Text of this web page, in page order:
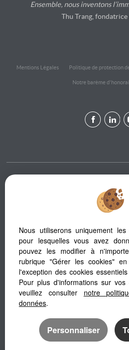
Ensemble, nous inventons
Thu Trang, fondatrice
Mentions Légales Politique de protection
Notre barème
votre tablette ou votre smartphone,
aux différents
Création
Nous utiliserons uniquement
pour lesquelles vous avez
pouvez les modifier à
rubrique "Gérer les cookies"
l'exception des cookies
Pour plus d'informations sur vos
veuillez consulter notre
données.
Personnaliser